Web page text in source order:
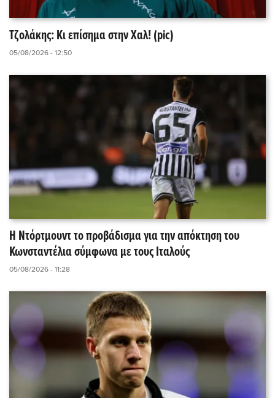
Τζολάκης: Κι επίσημα στην Χαλ! (pic)
05/08/2026 - 12:50
Η Ντόρτμουντ το προβάδισμα για την απόκτηση του
Κωνσταντέλια σύμφωνα με τους Ιταλούς
05/08/2026 - 11:28